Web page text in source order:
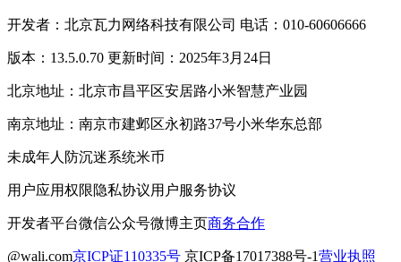
开发者：北京瓦力网络科技有限公司 电话：010-60606666
版本：13.5.0.70 更新时间：2025年3月24日
北京地址：北京市昌平区安居路小米智慧产业园
南京地址：南京市建邺区永初路37号小米华东总部
未成年人防沉迷系统米币
用户应用权限隐私协议用户服务协议
开发者平台微信公众号微博主页商务合作
@wali.com京ICP证110335号 京ICP备17017388号-1营业执照